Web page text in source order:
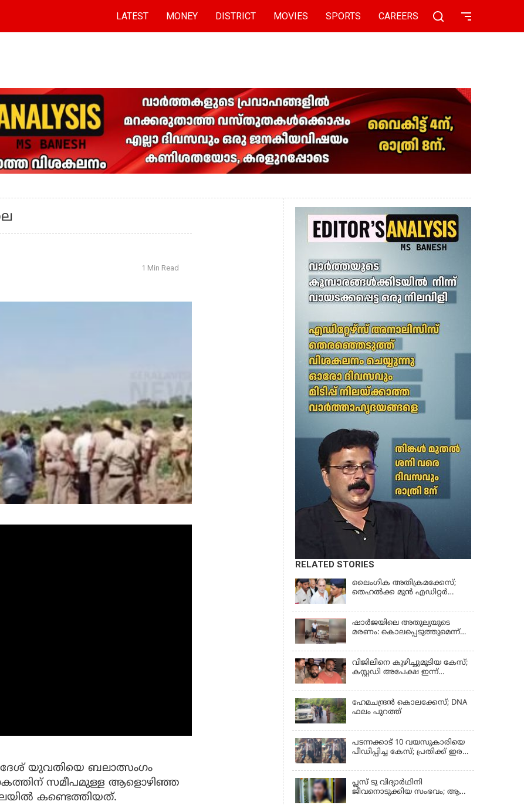
LATEST MONEY DISTRICT MOVIES SPORTS CAREERS
1 Min Read
യുവതിയെ ബലാത്സംഗം
സമീപമുള്ള ആളൊഴിഞ്ഞ
കണ്ടെത്തിയത്.
RELATED STORIES
ലൈംഗിക അതിക്രമക്കേസ്;
തെഹല്‍ക്ക മുന്‍ എഡിറ്റര്‍
ഷാർജയിലെ അതുല്യയുടെ
മരണം: കൊലപ്പെടുത്തുമെന്ന്
ദൃശ്യങ്ങൾ പുറത്ത്
വിജിലിനെ കുഴിച്ചുമൂടിയ കേസ്;
കസ്റ്റഡി അപേക്ഷ ഇന്ന്
ഹേമചന്ദ്രൻ കൊലക്കേസ്; DNA
ഫലം പുറത്ത്
പടന്നക്കാട് 10 വയസുകാരിയെ
പീഡിപ്പിച്ച കേസ്; പ്രതിക്ക് ഇരട്ട
തടവും ശിക്ഷ
പ്ലസ് ടു വിദ്യാര്‍ഥിനി
ജീവനൊടുക്കിയ സംഭവം; ആണ്‍